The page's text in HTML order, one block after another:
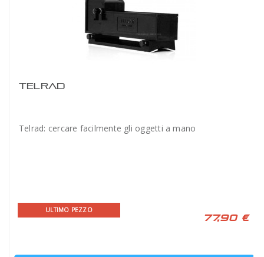
TELRAD
Telrad: cercare facilmente gli oggetti a mano
ULTIMO PEZZO
77,90 €